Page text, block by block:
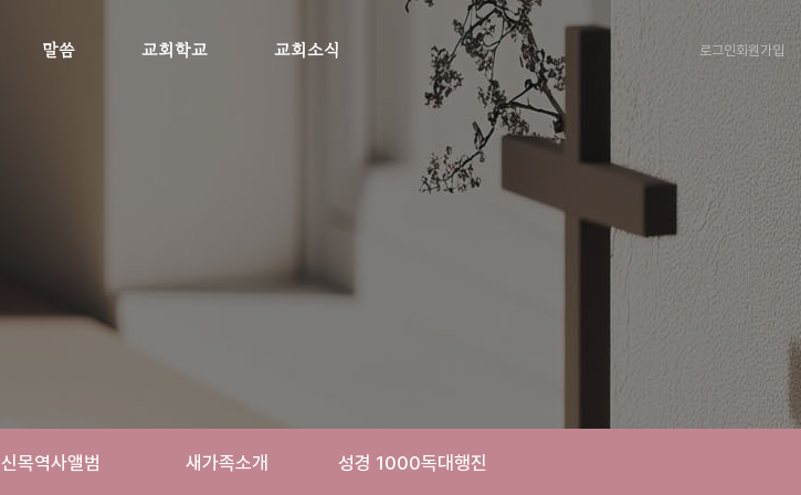
말씀 교회학교 교회소식 로그인회원가입
신목역사앨범 새가족소개 성경 1000독대행진